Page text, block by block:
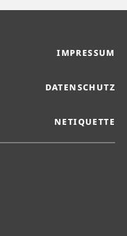
IMPRESSUM
DATENSCHUTZ
NETIQUETTE